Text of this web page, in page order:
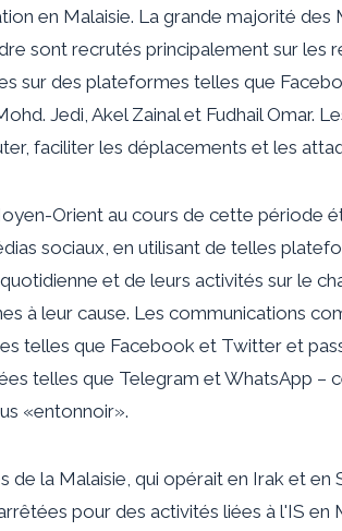
en Malaisie. La grande majorité des
sont recrutés principalement sur les
sur des plateformes telles que
Jedi, Akel Zainal et Fudhail Omar.
faciliter les déplacements et les
Orient au cours de cette période
sociaux, en utilisant de telles
et de leurs activités sur le
à leur cause. Les communications
telles que Facebook et Twitter et
telles que Telegram et WhatsApp –
«entonnoir».
de la Malaisie, qui opérait en Irak et en
pour des activités liées à l'IS en